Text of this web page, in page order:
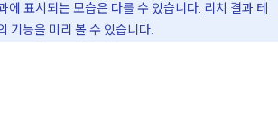
에 표시되는 모습은 다를 수 있습니다. 리치 결과 테
기능을 미리 볼 수 있습니다.